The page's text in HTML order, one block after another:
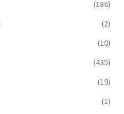
(186)
(2)
(10)
(435)
(19)
(1)